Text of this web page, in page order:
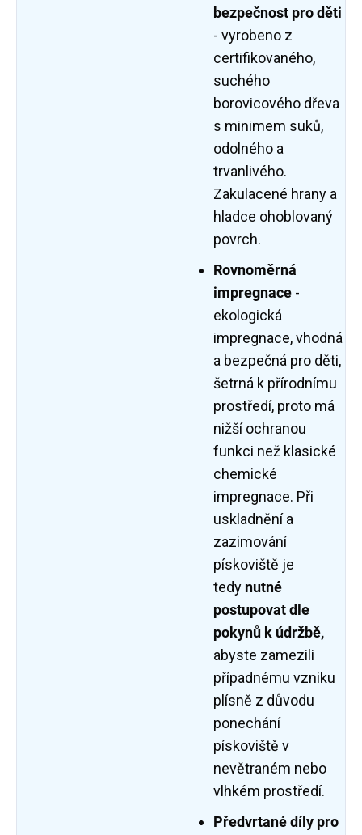
bezpečnost pro děti
- vyrobeno z
certifikovaného,
suchého
borovicového dřeva
s minimem suků,
odolného a
trvanlivého.
Zakulacené hrany a
hladce ohoblovaný
povrch.
Rovnoměrná
impregnace -
ekologická
impregnace, vhodná
a bezpečná pro děti,
šetrná k přírodnímu
prostředí, proto má
nižší ochranou
funkci než klasické
chemické
impregnace. Při
uskladnění a
zazimování
pískoviště je
tedy nutné
postupovat dle
pokynů k údržbě,
abyste zamezili
případnému vzniku
plísně z důvodu
ponechání
pískoviště v
nevětraném nebo
vlhkém prostředí.
Předvrtané díly pro